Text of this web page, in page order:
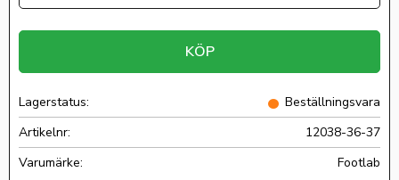
KÖP
Lagerstatus
Beställningsvara
Artikelnr
12038-36-37
Footlab